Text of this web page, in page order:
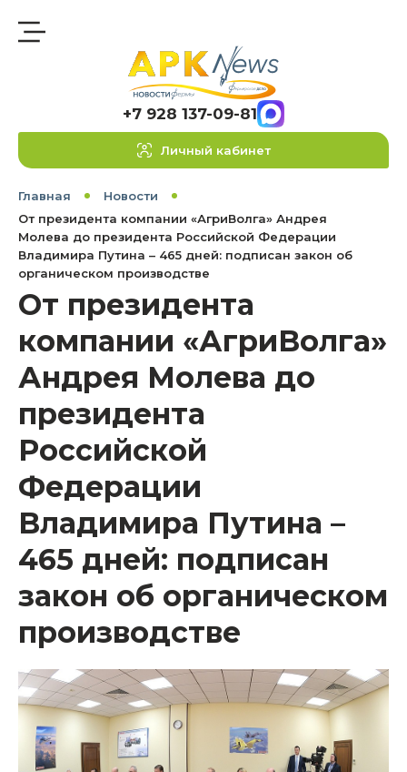
+7 928 137-09-81
Личный кабинет
Главная
Новости
От президента компании «АгриВолга» Андрея
Молева до президента Российской Федерации
Владимира Путина – 465 дней: подписан закон об
органическом производстве
От президента
компании «АгриВолга»
Андрея Молева до
президента
Российской
Федерации
Владимира Путина –
465 дней: подписан
закон об органическом
производстве